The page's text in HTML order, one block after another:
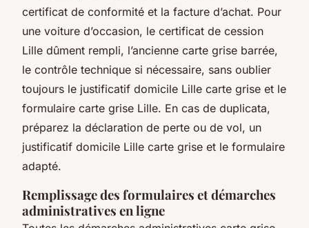
certificat de conformité et la facture d’achat. Pour
une voiture d’occasion, le certificat de cession
Lille dûment rempli, l’ancienne carte grise barrée,
le contrôle technique si nécessaire, sans oublier
toujours le justificatif domicile Lille carte grise et le
formulaire carte grise Lille. En cas de duplicata,
préparez la déclaration de perte ou de vol, un
justificatif domicile Lille carte grise et le formulaire
adapté.
Remplissage des formulaires et démarches
administratives en ligne